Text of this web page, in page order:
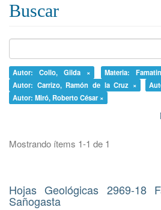
Buscar
Autor: Collo, Gilda ×
Materia:
Autor: Carrizo, Ramón de la Cruz ×
Autor: Miró, Roberto César ×
Mostrando ítems 1-1 de 1
Hojas Geológicas 2969-18
Sañogasta